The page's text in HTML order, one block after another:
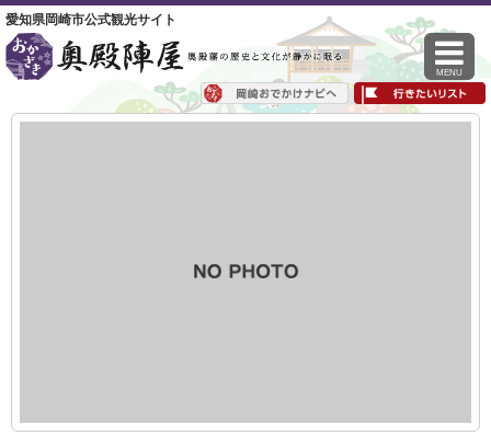
愛知県岡崎市公式観光サイト
MENU